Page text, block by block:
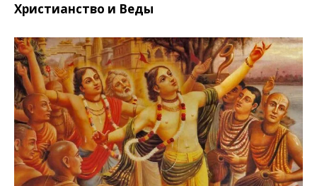
Христианство и Веды